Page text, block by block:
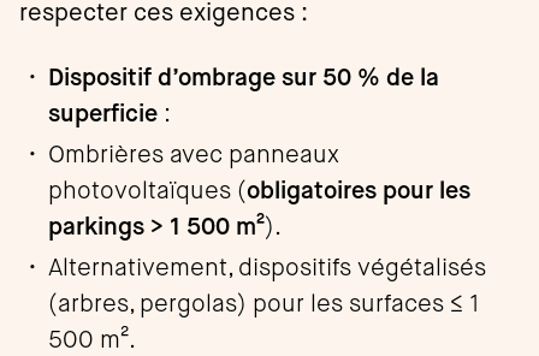
respecter ces exigences :
Dispositif d’ombrage sur 50 % de la
superficie :
Ombrières avec panneaux
photovoltaïques (obligatoires pour les
parkings > 1 500 m²).
Alternativement, dispositifs végétalisés
(arbres, pergolas) pour les surfaces ≤ 1
500 m².